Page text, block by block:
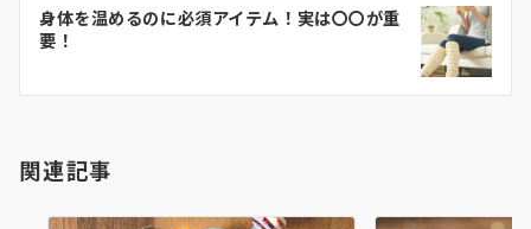
ゲ
ー
シ
ン
身体を温めるのに必須アイテム！実は〇〇が重
要！
関連記事